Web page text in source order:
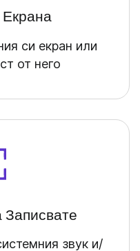
си екран или
от него
Записвате
звук и/